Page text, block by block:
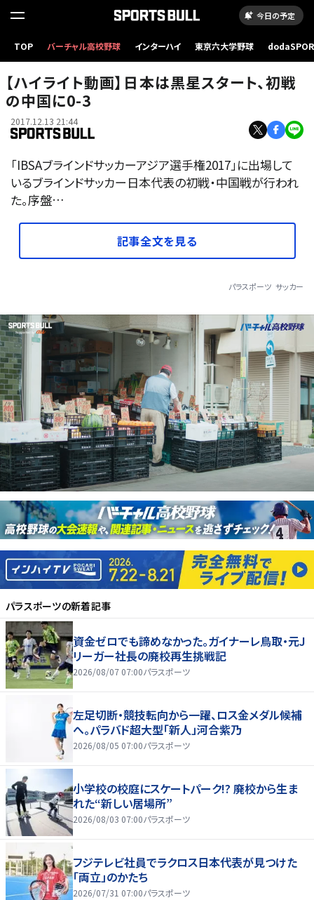
今日の予定
TOP バーチャル高校野球 インターハイ 東京六大学野球
【ハイライト動画】日本は黒星スタート、初戦
の中国に0-3
2017.12.13 21:44
「IBSAブラインドサッカーアジア選手権2017」に出場して
いるブラインドサッカー日本代表の初戦・中国戦が行われ
た。序盤…
記事全文を見る
パラスポーツ サッカー
パラスポーツの新着記事
資金ゼロでも諦めなかった。ガイナーレ鳥取・元J
リーガー社長の廃校再生挑戦記
2026/08/07 07:00パラスポーツ
左足切断・競技転向から一躍、ロス金メダル候補
へ。パラバド超大型「新人」河合紫乃
2026/08/05 07:00パラスポーツ
小学校の校庭にスケートパーク!? 廃校から生ま
れた“新しい居場所”
2026/08/03 07:00パラスポーツ
フジテレビ社員でラクロス日本代表が見つけた
「両立」のかたち
2026/07/31 07:00パラスポーツ